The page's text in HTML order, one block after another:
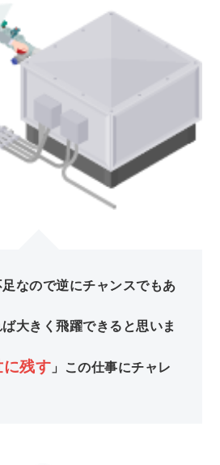
なので逆にチャンスでもあ
大きく飛躍できると思いま
に残す 」この仕事にチャレ